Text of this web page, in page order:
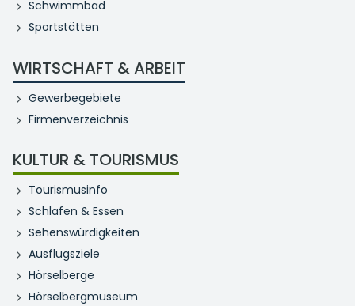
Schwimmbad
Sportstätten
WIRTSCHAFT & ARBEIT
Gewerbegebiete
Firmenverzeichnis
KULTUR & TOURISMUS
Tourismusinfo
Schlafen & Essen
Sehenswürdigkeiten
Ausflugsziele
Hörselberge
Hörselbergmuseum